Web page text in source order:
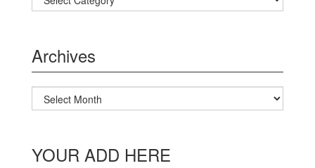
Archives
Archives
YOUR ADD HERE